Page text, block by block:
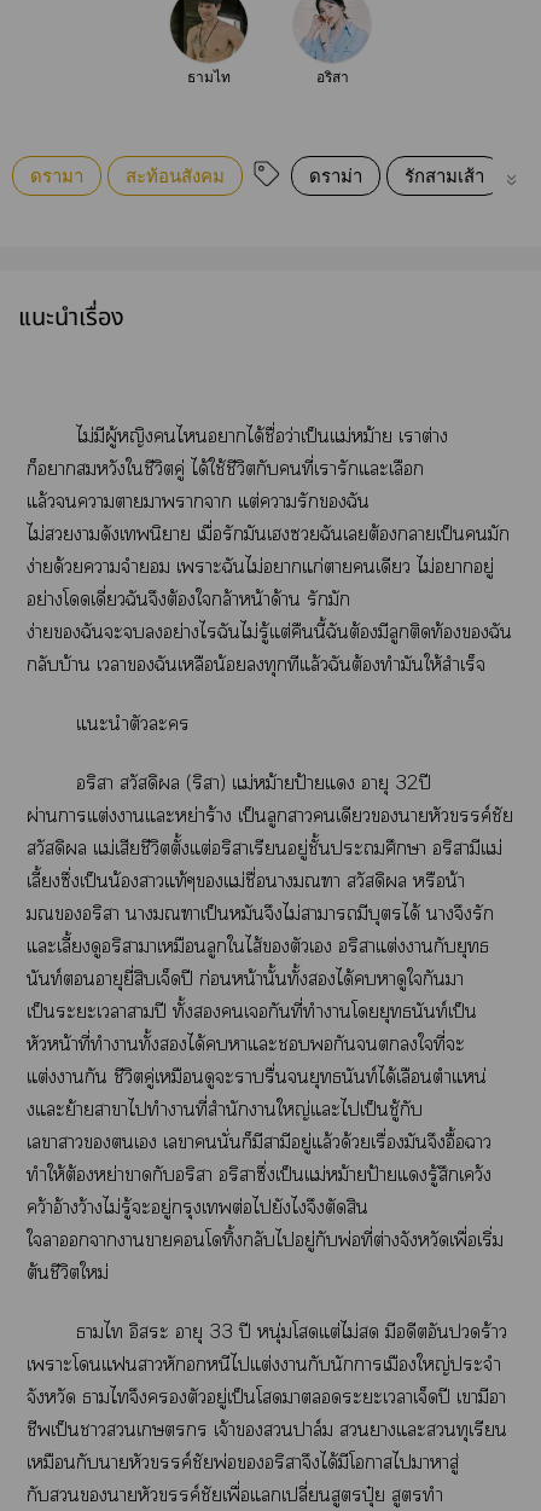
ธามไท อริสา
ดรามา สะท้อนสังคม ดราม่า รักสามเส้า
แนะนำเรื่อง
ไม่มีผู้หญิงไาได้ชื่อว่าเป็นแม่หม้าย เาต่าง
ก็าสมหวังใชีวิตคู่ ได้ใช้ชีวิตกับคนที่เารักแะเลือก
แล้วาาาาา แต่ารักฉัน
ไม่าดังเนิยาย เมื่อรักมันเฉันเต้องาเป็นมัก
ง่ายด้วยาจำ เาะฉันไม่าแก่าเดียว ไม่าอยู่
อย่างโดดเดี่ยวฉันจึงต้องใกล้าหน้าด้าน รักมัก
ง่ายฉันะอย่างไรฉันไม่รู้แต่คืนนี้ฉันต้องมีลูกติดท้องฉัน
กลับบ้าน เาฉันเหลือน้อยทุกทีแล้วฉันต้องทำมันให้สำเร็จ
แะนำตัวะ
อริา สวัสดิ (ริา) แม่หม้ายป้ายแ อายุ 32ปี
ผ่านาแต่งาแะหย่าร้าง เป็นลูกาเดียวาหัวขรรค์ชัย
สวัสดิ แม่เสียชีวิตตั้งแต่อริาเรียนอยู่ชั้นะศึกษา อริสามีแม่
เลี้ยงซึ่งเป็นน้องาแท้ๆแม่ชื่อาา สวัสดิ หรือน้า
มณอริา าาเป็นหมันจึงไม่าามีบุตรได้ าจึงรัก
แะเลี้ยงดูอริาาเหมือนลูกใไส้ตัวเ อริาแต่งากับยุทธ
นันท์อายุยี่สิบเจ็ดปี ก่อนหน้านั้นทั้งได้หาดูใกันา
เป็นะะเาาปี ทั้งเกันที่ทำาโยุทธนันท์เป็น
หัวหน้าที่ทำาทั้งได้าแะพอกันใที่ะ
แต่งากัน ชีวิตคู่เหมือนดูะราบรื่นยุทธนันท์ได้เลือนตำแหน่
งแะย้ายาาไทำาที่สำนักาใหญ่แะไเป็นชู้กับ
เาาเ เานั่นก็มีสามีอยู่แล้วด้วยเรื่องมันจึงอื้อฉาว
ทำให้ต้องหย่าากับอริา อริาซึ่งเป็นแม่หม้ายป้ายแรู้สึกเคว้ง
คว้าอ้างว้างไม่รู้ะอยู่กรุงเต่อไยังไจึงตัดสิน
ใาาาาโทิ้งกลับไอยู่กับพ่อที่ต่างจังหวัดเพื่อเริ่ม
ต้นชีวิตใหม่
ธามไ อิสระ อายุ 33 ปี หนุ่มโแต่ไม่ มีอดีตอันร้าว
เาะโแาหักอกหนีไแต่งากับนักาเมืองใหญ่ประจำ
จังหวัด ธามไจึงตัวอยู่เป็นโาะะเาเจ็ดปี เามีา
ชีพเป็นาเ เจ้าปาล์ม าแะทุเรียน
เหมือนกับาหัวขรรค์ชัยพ่ออริาจึงได้มีโาไาหาสู่
กับาหัวขรรค์ชัยเพื่อแเปลี่ยนสูตรปุ๋ย สูตรทำ